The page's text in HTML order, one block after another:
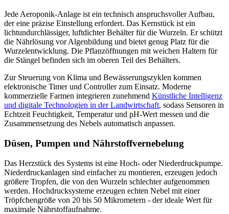
Jede Aeroponik-Anlage ist ein technisch anspruchsvoller Aufbau,
der eine präzise Einstellung erfordert. Das Kernstück ist ein
lichtundurchlässiger, luftdichter Behälter für die Wurzeln. Er schützt
die Nährlösung vor Algenbildung und bietet genug Platz für die
Wurzelentwicklung. Die Pflanzöffnungen mit weichen Haltern für
die Stängel befinden sich im oberen Teil des Behälters.
Zur Steuerung von Klima und Bewässerungszyklen kommen
elektronische Timer und Controller zum Einsatz. Moderne
kommerzielle Farmen integrieren zunehmend Künstliche Intelligenz
und digitale Technologien in der Landwirtschaft, sodass Sensoren in
Echtzeit Feuchtigkeit, Temperatur und pH-Wert messen und die
Zusammensetzung des Nebels automatisch anpassen.
Düsen, Pumpen und Nährstoffvernebelung
Das Herzstück des Systems ist eine Hoch- oder Niederdruckpumpe.
Niederdruckanlagen sind einfacher zu montieren, erzeugen jedoch
größere Tropfen, die von den Wurzeln schlechter aufgenommen
werden. Hochdrucksysteme erzeugen echten Nebel mit einer
Tröpfchengröße von 20 bis 50 Mikrometern - der ideale Wert für
maximale Nährstoffaufnahme.